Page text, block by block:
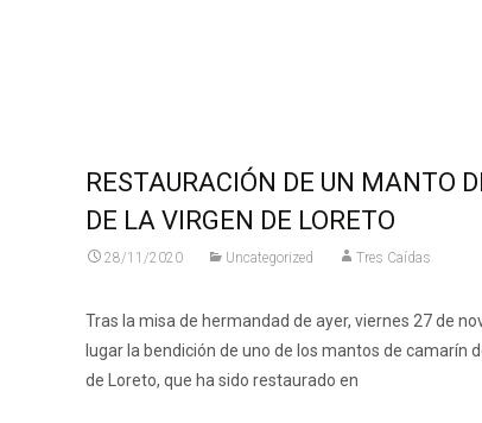
RESTAURACIÓN DE UN MANTO
DE LA VIRGEN DE LORETO
28/11/2020 Uncategorized Tres Caídas
Tras la misa de hermandad de ayer, viernes 27 de
lugar la bendición de uno de los mantos de camarín
de Loreto, que ha sido restaurado en